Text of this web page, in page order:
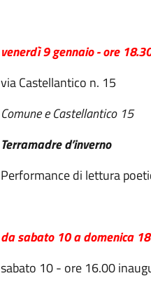
venerdì 9 gennaio - ore
via Castellantico n. 15
Comune e Castellantico 15
Terramadre d’inverno
Performance di lettura
da sabato 10 a domenica
sabato 10 - ore 16.00